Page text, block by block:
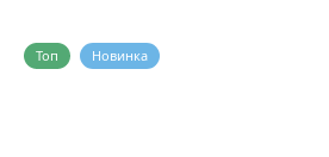
Топ Новинка